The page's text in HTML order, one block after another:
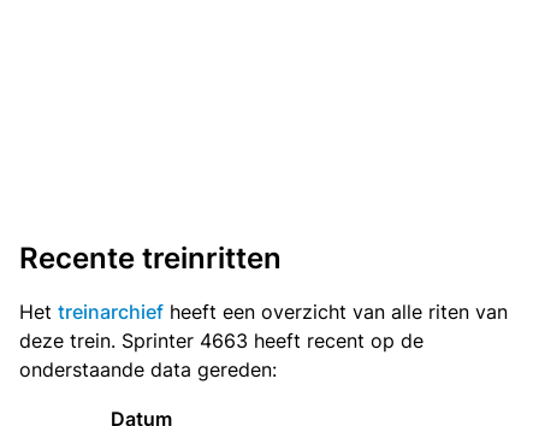
Recente treinritten
Het treinarchief heeft een overzicht van alle riten van
deze trein. Sprinter 4663 heeft recent op de
onderstaande data gereden:
Datum